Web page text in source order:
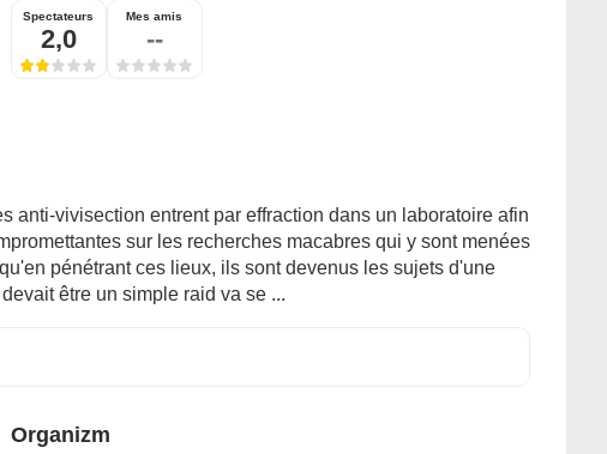
Spectateurs
2,0
Mes amis
--
anti-vivisection entrent par effraction dans un laboratoire afin
sur les recherches macabres qui y sont menées
pénétrant ces lieux, ils sont devenus les sujets d'une
être un simple raid va se ...
Organizm